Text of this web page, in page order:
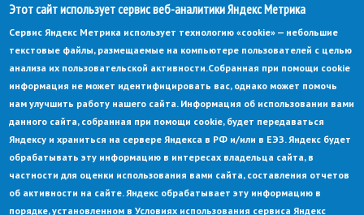
external)
© Администрация города Заречный
Электронная почта:
adm@zarechny.zato.ru
sends
e-
mail)
Пензенская обл, г. Заречный, пр-кт. 30-летия Победы, д. 27, 442960
При публикации материалов сайта ссылка на источник обязательна.
Этот сайт использует сервис веб-аналитики Яндекс Метрика
Сервис Яндекс Метрика использует технологию «cookie» — небольшие
текстовые файлы, размещаемые на компьютере пользователей с целью
анализа их пользовательской активности.Собранная при помощи cookie
информация не может идентифицировать вас, однако может помочь
нам улучшить работу нашего сайта. Информация об использовании вами
данного сайта, собранная при помощи cookie, будет передаваться
Яндексу и храниться на сервере Яндекса в РФ и/или в ЕЭЗ. Яндекс будет
обрабатывать эту информацию в интересах владельца сайта, в
частности для оценки использования вами сайта, составления отчетов
об активности на сайте. Яндекс обрабатывает эту информацию в
порядке, установленном в Условиях использования сервиса Яндекс